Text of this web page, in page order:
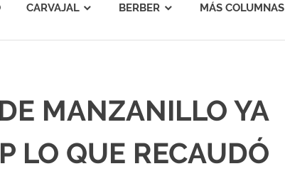
CARVAJAL BERBER MÁS COLUMNAS
MANZANILLO YA
LO QUE RECAUDÓ